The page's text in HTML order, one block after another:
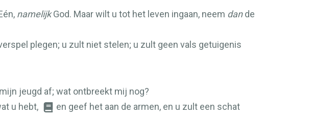
namelijkGod. Maar wilt u tot het leven ingaan, neem dande
plegen; u zult niet stelen; u zult geen vals getuigenis
jeugd af; wat ontbreekt mij nog?
u hebt,
en geef het aan de armen, en u zult een schat